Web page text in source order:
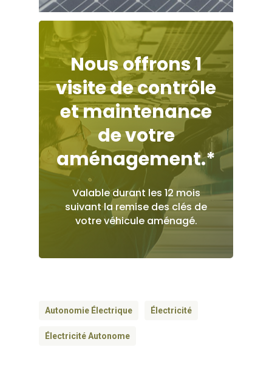
Nousoffrons1
visitedecontrôle
etmaintenance
devotre
aménagement.*
Valabledurant les 12 mois
suivant la remise des clés de
votrevéhicule aménagé.
Autonomie Électrique Électricité
Électricité Autonome